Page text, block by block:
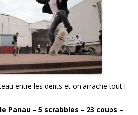
entre les dents et on arrache tout !
Panau – 5 scrabbles – 23 coups –